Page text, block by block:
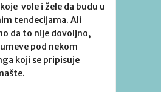
vole i žele da budu u
tendecijama. Ali
da to nije dovoljno,
pod nekom
koji se pripisuje